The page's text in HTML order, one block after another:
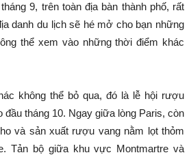
9, trên toàn địa bàn thành phố, rất
danh du lịch sẽ hé mở cho bạn những
thể xem vào những thời điểm khác
không thể bỏ qua, đó là lễ hội rượu
đầu tháng 10. Ngay giữa lòng Paris, còn
và sản xuất rượu vang nằm lọt thỏm
Tản bộ giữa khu vực Montmartre và